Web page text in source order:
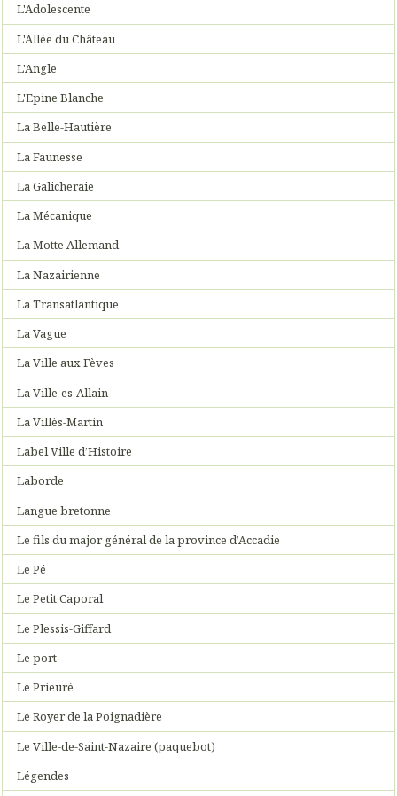
L'Adolescente
L'Allée du Château
L'Angle
L'Epine Blanche
La Belle-Hautière
La Faunesse
La Galicheraie
La Mécanique
La Motte Allemand
La Nazairienne
La Transatlantique
La Vague
La Ville aux Fèves
La Ville-es-Allain
La Villès-Martin
Label Ville d’Histoire
Laborde
Langue bretonne
Le fils du major général de la province d’Accadie
Le Pé
Le Petit Caporal
Le Plessis-Giffard
Le port
Le Prieuré
Le Royer de la Poignadière
Le Ville-de-Saint-Nazaire (paquebot)
Légendes